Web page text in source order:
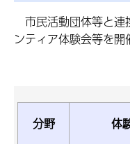
市民活動団体等と連
ンティア体験会等を開
分野 体